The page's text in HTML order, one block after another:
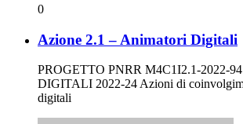
0
Azione 2.1 – Animatori Digitali
PROGETTO PNRR M4C1I2.1-2022-
DIGITALI 2022-24 Azioni di
digitali